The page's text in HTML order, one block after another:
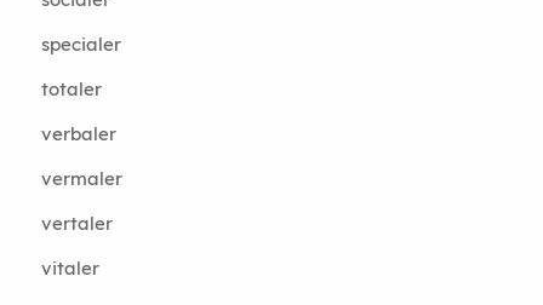
specialer
totaler
verbaler
vermaler
vertaler
vitaler